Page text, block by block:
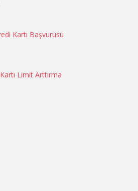
Kartı Başvurusu
Limit Arttırma